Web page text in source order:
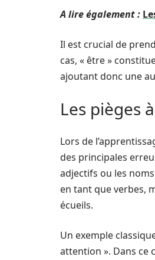
A lire également :
Il est crucial de
cas, « être »
ajoutant donc une
Les pièges
Lors de
des principales
adjectifs ou les
en tant que verbes,
écueils.
Un exemple
attention ». Dans ce